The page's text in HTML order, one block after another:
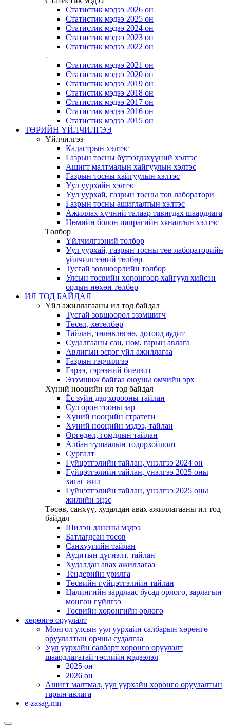
Статистик мэдээ 2026 он
Статистик мэдээ 2025 он
Статистик мэдээ 2024 он
Статистик мэдээ 2023 он
Статистик мэдээ 2022 он
-
Статистик мэдээ 2021 он
Статистик мэдээ 2020 он
Статистик мэдээ 2019 он
Статистик мэдээ 2018 он
Статистик мэдээ 2017 он
Статистик мэдээ 2016 он
Статистик мэдээ 2015 он
ТӨРИЙН ҮЙЛЧИЛГЭЭ
Үйлчилгээ
Кадастрын хэлтэс
Газрын тосны бүтээгдэхүүний хэлтэс
Ашигт малтмалын хайгуулын хэлтэс
Газрын тосны хайгуулын хэлтэс
Уул уурхайн хэлтэс
Уул уурхай, газрын тосны төв лаборатори
Газрын тосны ашиглалтын хэлтэс
Ажиллах хүчний талаар тавигдах шаардлага
Цөмийн болон цацрагийн хяналтын хэлтэс
Төлбөр
Үйлчилгээний төлбөр
Уул уурхай, газрын тосны төв лабораторийн
үйлчилгээний төлбөр
Тусгай зөвшөөрлийн төлбөр
Улсын төсвийн хөрөнгөөр хайгуул хийсэн
ордын нөхөн төлбөр
ИЛ ТОД БАЙДАЛ
Үйл ажиллагааны ил тод байдал
Тусгай зөвшөөрөл эзэмшигч
Төсөл, хөтөлбөр
Тайлан, төлөвлөгөө, дотоод аудит
Судалгааны сан, ном, гарын авлага
Авлигын эсрэг үйл ажиллагаа
Газрын гэрчилгээ
Гэрээ, гэрээний биелэлт
Эзэмшиж байгаа оюуны өмчийн эрх
Хүний нөөцийн ил тод байдал
Ёс зүйн дэд хорооны тайлан
Сул орон тооны зар
Хүний нөөцийн стратеги
Хүний нөөцийн мэдээ, тайлан
Өргөдөл, гомдлын тайлан
Албан тушаалын тодорхойлолт
Сургалт
Гүйцэтгэлийн тайлан, үнэлгээ 2024 он
Гүйцэтгэлийн тайлан, үнэлгээ 2025 оны
хагас жил
Гүйцэтгэлийн тайлан, үнэлгээ 2025 оны
жилийн эцэс
Төсөв, санхүү, худалдан авах ажиллагааны ил тод
байдал
Шилэн дансны мэдээ
Батлагдсан төсөв
Санхүүгийн тайлан
Аудитын дүгнэлт, тайлан
Худалдан авах ажиллагаа
Тендерийн урилга
Төсвийн гүйцэтгэлийн тайлан
Цалингийн зардлаас бусад орлого, зарлагын
мөнгөн гүйлгээ
Төсвийн хөрөнгийн орлого
хөрөнгө оруулалт
Монгол улсын уул уурхайн салбарын хөрөнгө
оруулалтын орчны судалгаа
Уул уурхайн салбарт хөрөнгө оруулалт
шаардлагатай төслийн мэдээлэл
2025 он
2026 он
Ашигт малтмал, уул уурхайн хөрөнгө оруулалтын
гарын авлага
e-zasag.mn